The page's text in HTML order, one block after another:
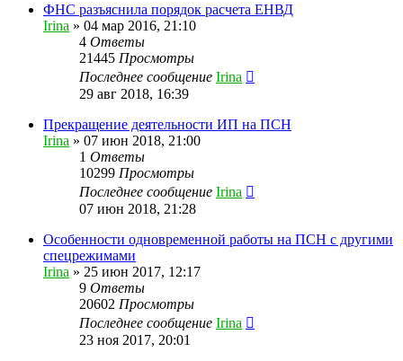
ФНС разъяснила порядок расчета ЕНВД
Irina » 04 мар 2016, 21:10
4 Ответы
21445 Просмотры
Последнее сообщение Irina
29 авг 2018, 16:39
Прекращение деятельности ИП на ПСН
Irina » 07 июн 2018, 21:00
1 Ответы
10299 Просмотры
Последнее сообщение Irina
07 июн 2018, 21:28
Особенности одновременной работы на ПСН с другими
спецрежимами
Irina » 25 июн 2017, 12:17
9 Ответы
20602 Просмотры
Последнее сообщение Irina
23 ноя 2017, 20:01